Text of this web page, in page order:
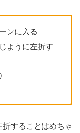
ンに入る
ように左折す
することはめちゃ